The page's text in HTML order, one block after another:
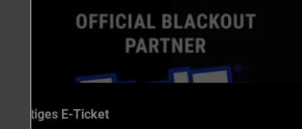
Sofortiges E-Ticket